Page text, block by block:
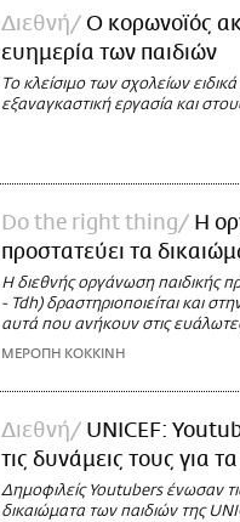
Διεθνή
Ο κορωνοϊός
ευημερία των παιδιών
Το κλείσιμο των σχολείων
εξαναγκαστική εργασία και
Do the right thing
Η
προστατεύει τα
H διεθνής οργάνωση παιδικής
- Tdh) δραστηριοποιείται και
αυτά που ανήκουν στις
ΜΕΡΟΠΗ ΚΟΚΚΙΝΗ
Διεθνή
UNICEF:
τις δυνάμεις τους για
Δημοφιλείς Youtubers ένωσαν
δικαιώματα των παιδιών της